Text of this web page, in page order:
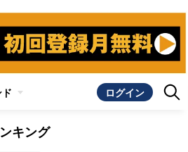
ド ログイン
キング